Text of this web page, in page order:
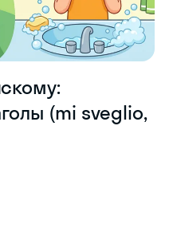
(mi sveglio,